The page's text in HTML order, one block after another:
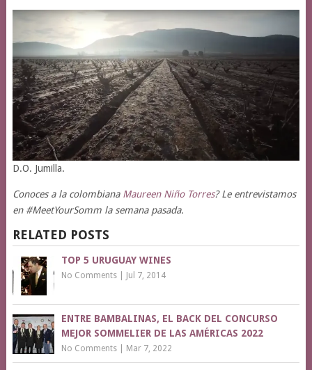
D.O. Jumilla.
Conoces a la colombiana Maureen Niño Torres? Le entrevistamos
en #MeetYourSomm la semana pasada.
RELATED POSTS
TOP 5 URUGUAY WINES
No Comments| Jul 7, 2014
ENTRE BAMBALINAS, EL BACK DEL CONCURSO
MEJOR SOMMELIER DE LAS AMÉRICAS 2022
No Comments| Mar 7, 2022